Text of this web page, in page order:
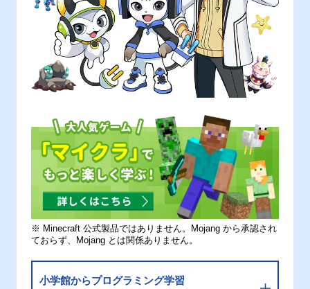
※ Minecraft 公式製品ではありません。Mojang から承認され
ておらず、Mojang とは関係ありません。
小学館からプログラミング学習